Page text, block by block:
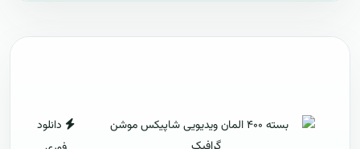
دانلود